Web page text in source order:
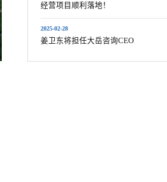
经营项目顺利落地！
2025-02-28
姜卫东将担任大岳咨询CEO